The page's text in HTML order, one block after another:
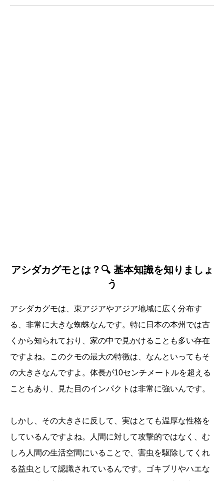
アシダカグモとは？🔍 基本知識を知りましょ
う
アシダカグモは、東アジアやアジア地域に広く分布す
る、非常に大きな蜘蛛なんです。特に日本の本州では古
くから知られており、家の中で見かけることも多い存在
ですよね。このクモの最大の特徴は、なんといってもそ
の大きさなんですよ。体長が10センチメートルを超える
こともあり、見た目のインパクトは非常に強いんです。
しかし、その大きさに反して、実はとても温厚な性格を
しているんですよね。人間に対して攻撃的ではなく、む
しろ人間の生活空間にいることで、害虫を駆除してくれ
る益虫として認識されているんです。ゴキブリやハエな